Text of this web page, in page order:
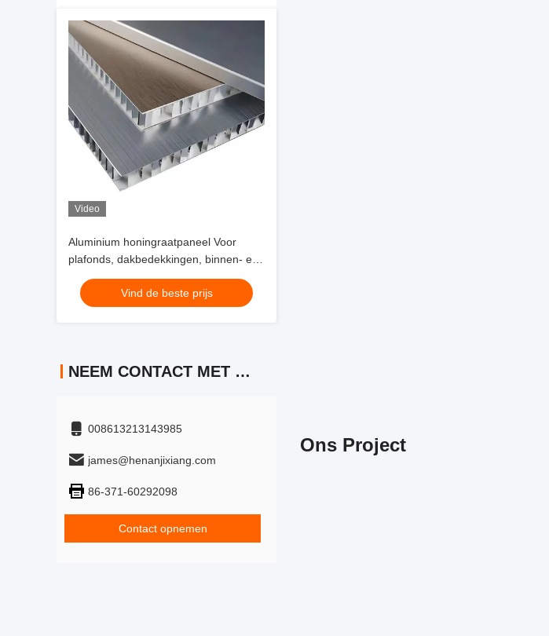
Video
Aluminium honingraatpaneel Voor
plafonds, dakbedekkingen, binnen- en
buitenmuren, enz.
Vind de beste prijs
NEEM CONTACT MET ONS OP
008613213143985
james@henanjixiang.com
86-371-60292098
Contact opnemen
Ons Project